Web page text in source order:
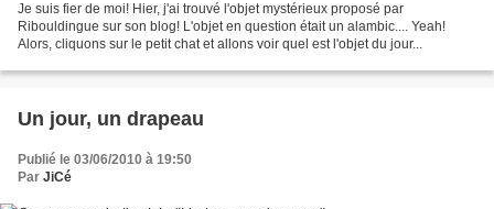
Je suis fier de moi! Hier, j'ai trouvé l'objet mystérieux proposé par
Ribouldingue sur son blog! L'objet en question était un alambic.... Yeah!
Alors, cliquons sur le petit chat et allons voir quel est l'objet du jour...
Un jour, un drapeau
Publié le 03/06/2010 à 19:50
Par JiCé